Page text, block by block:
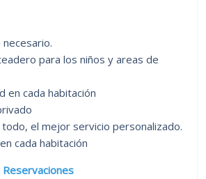
necesario.
para los niños y areas de
en cada habitación
el mejor servicio personalizado.
cada habitación